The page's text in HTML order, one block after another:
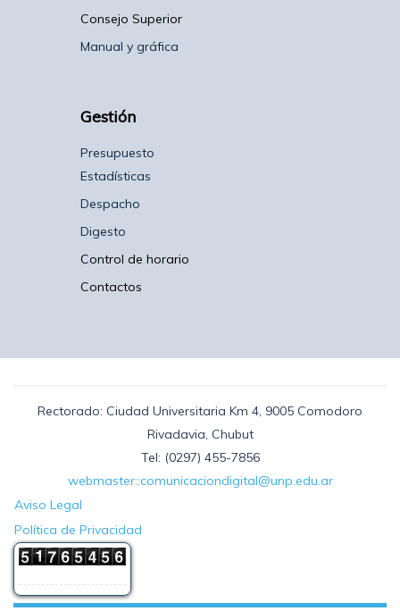
Consejo Superior
Manual y gráfica
Gestión
Presupuesto
Estadísticas
Despacho
Digesto
Control de horario
Contactos
Rectorado: Ciudad Universitaria Km 4, 9005 Comodoro
Rivadavia, Chubut
Tel: (0297) 455-7856
webmaster::comunicaciondigital@unp.edu.ar
Aviso Legal
Política de Privacidad